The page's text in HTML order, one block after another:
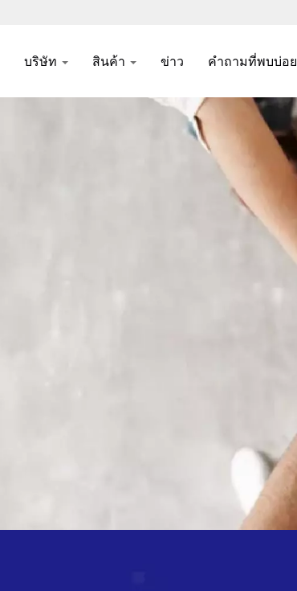
บริษัท สินค้า ข่าว คำถามที่พบบ่อย